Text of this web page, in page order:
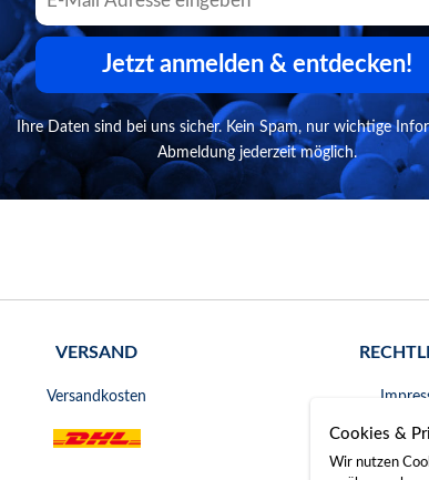
Jetzt anmelden & entdecken!
Ihre Daten sind bei uns sicher. Kein Spam, nur wichtige
Abmeldung jederzeit möglich.
VERSAND
Versandkosten
Cookies &
Wir nutzen